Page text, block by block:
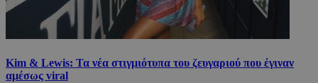
Kim & Lewis: Τα νέα στιγμιότυπα του ζευγαριού που έγιναν
αμέσως viral